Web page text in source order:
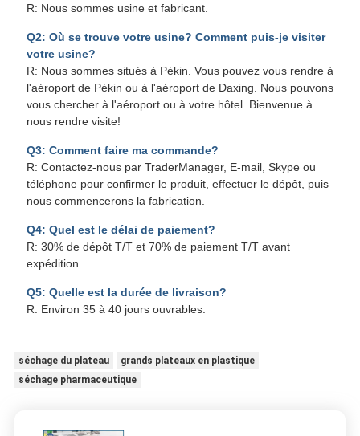
R: Nous sommes usine et fabricant.
Q2: Où se trouve votre usine? Comment puis-je visiter
votre usine?
R: Nous sommes situés à Pékin. Vous pouvez vous rendre à
l'aéroport de Pékin ou à l'aéroport de Daxing. Nous pouvons
vous chercher à l'aéroport ou à votre hôtel. Bienvenue à
nous rendre visite!
Q3: Comment faire ma commande?
R: Contactez-nous par TraderManager, E-mail, Skype ou
téléphone pour confirmer le produit, effectuer le dépôt, puis
nous commencerons la fabrication.
Q4: Quel est le délai de paiement?
R: 30% de dépôt T/T et 70% de paiement T/T avant
expédition.
Q5: Quelle est la durée de livraison?
R: Environ 35 à 40 jours ouvrables.
séchage du plateau
grands plateaux en plastique
séchage pharmaceutique